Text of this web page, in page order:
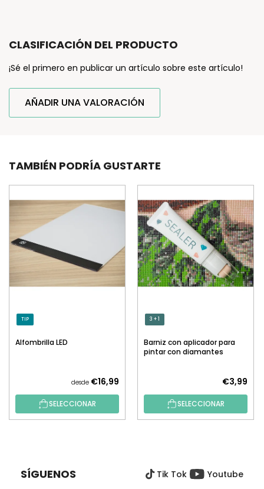
CLASIFICACIÓN DEL PRODUCTO
¡Sé el primero en publicar un artículo sobre este artículo!
AÑADIR UNA VALORACIÓN
TAMBIÉN PODRÍA GUSTARTE
TIP
Alfombrilla LED
desde €16,99
SELECCIONAR
3 + 1
Barniz con aplicador para
pintar con diamantes
€3,99
SELECCIONAR
SÍGUENOS Tik Tok Youtube